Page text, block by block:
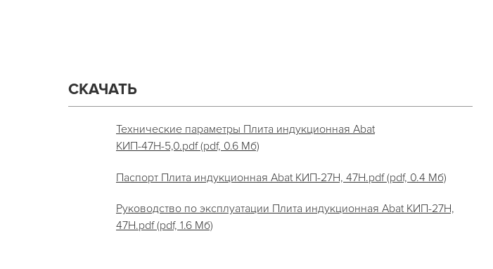
СКАЧАТЬ
Технические параметры Плита индукционная Abat
КИП-47Н-5,0.pdf (pdf, 0.6 Мб)
Паспорт Плита индукционная Abat КИП-27Н, 47Н.pdf (pdf, 0.4 Мб)
Руководство по эксплуатации Плита индукционная Abat КИП-27Н,
47Н.pdf (pdf, 1.6 Мб)